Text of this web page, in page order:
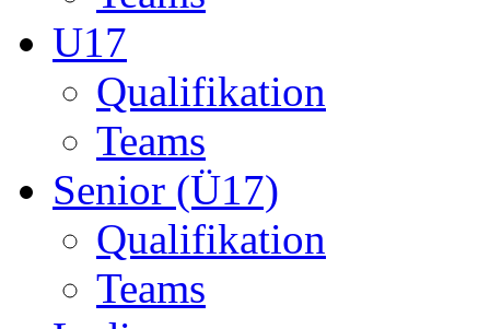
U17
Qualifikation
Teams
Senior (Ü17)
Qualifikation
Teams